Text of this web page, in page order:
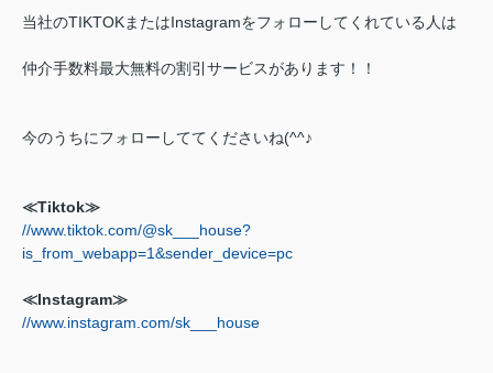
当社のTIKTOKまたはInstagramをフォローしてくれている人は
仲介手数料最大無料の割引サービスがあります！！
今のうちにフォローしててくださいね(^^♪
≪Tiktok≫
//www.tiktok.com/@sk___house?
is_from_webapp=1&sender_device=pc
≪Instagram≫
//www.instagram.com/sk___house